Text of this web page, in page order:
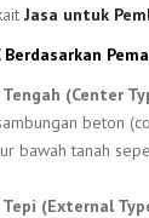
Jasa untuk
(Center
beton
bawah tanah
(External